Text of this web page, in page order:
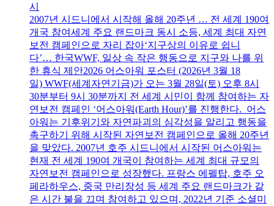
시
2007년 시드니에서 시작해 올해 20주년 … 전 세계 190여
개국 참여세계 주요 랜드마크 동시 소등, 세계 최대 자연
보전 캠페인으로 자리 잡아‘지구상의 이유로 쉽니
다’… 한국WWF, 일상 속 작은 행동으로 지구와 나를 위
한 휴식 제안2026 어스아워 포스터 (2026년 3월 18
일) WWF(세계자연기금)가 오는 3월 28일(토) 오후 8시
30분부터 9시 30분까지 전 세계 시민이 함께 참여하는 자
연보전 캠페인 ‘어스아워(Earth Hour)’를 진행한다. 어스
아워는 기후위기와 자연파괴의 심각성을 알리고 행동을
촉구하기 위해 시작된 자연보전 캠페인으로 올해 20주년
을 맞았다. 2007년 호주 시드니에서 시작된 어스아워는
현재 전 세계 190여 개국이 참여하는 세계 최대 규모의
자연보전 캠페인으로 성장했다. 프랑스 에펠탑, 호주 오
페라하우스, 중국 만리장성 등 세계 주요 랜드마크가 같
은 시간 불을 끄며 참여하고 있으며, 2022년 기준 소셜미